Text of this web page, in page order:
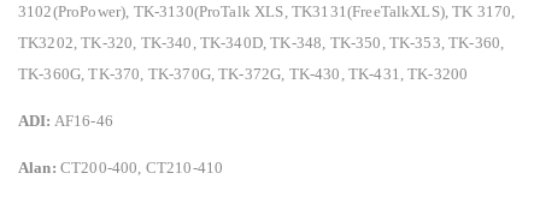
3102(ProPower), TK-3130(ProTalk XLS, TK3131(FreeTalkXLS), TK 3170,
TK3202, TK-320, TK-340, TK-340D, TK-348, TK-350, TK-353, TK-360,
TK-360G, TK-370, TK-370G, TK-372G, TK-430, TK-431, TK-3200
ADI: AF16-46
Alan: CT200-400, CT210-410